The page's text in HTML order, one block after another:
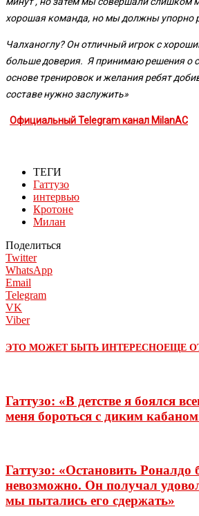
хорошая команда, но мы должны упорно
Чалханоглу? Он отличный игрок с
больше доверия. Я принимаю решения о
основе тренировок и желания ребят
составе нужно заслужить»
Официальный Telegram канал MilanAC
ТЕГИ
Гаттузо
интервью
Кротоне
Милан
Поделиться
Twitter
WhatsApp
Email
Telegram
VK
Viber
ЭТО МОЖЕТ БЫТЬ ИНТЕРЕСНОЕЩЕ
Гаттузо: «В детстве я боялся
меня бороться с диким
Гаттузо: «Остановить Роналдо
невозможно. Он получал
мы пытались его сдержать»